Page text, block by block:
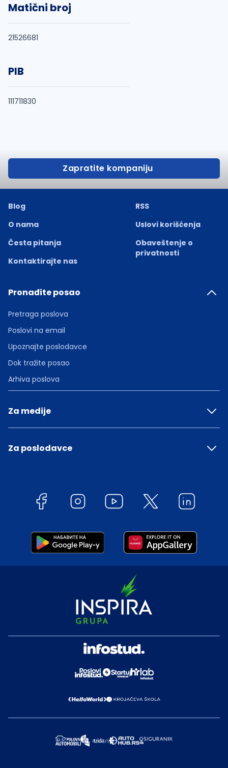
Matični broj
21526681
PIB
111711830
Zapratite kompaniju
Blog
O nama
Česta pitanja
Kontaktirajte nas
RSS
Uslovi korišćenja
Obaveštenje o
privatnosti
Pronađite posao
Pretraga poslova
Poslovi na email
Upoznajte poslodavce
Dok tražite posao
Arhiva poslova
Za medije
Za poslodavce